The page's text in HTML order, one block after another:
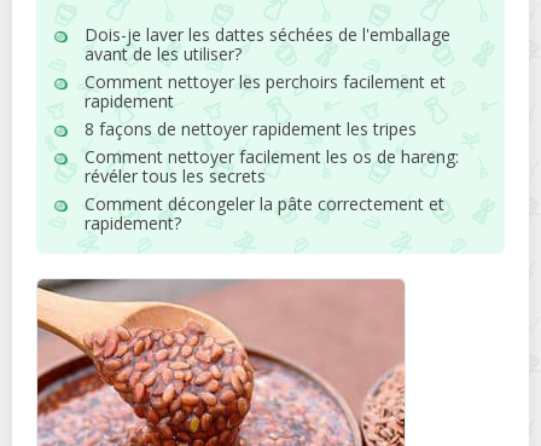
Dois-je laver les dattes séchées de l'emballage
avant de les utiliser?
Comment nettoyer les perchoirs facilement et
rapidement
8 façons de nettoyer rapidement les tripes
Comment nettoyer facilement les os de hareng:
révéler tous les secrets
Comment décongeler la pâte correctement et
rapidement?